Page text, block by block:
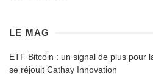
LE MAG
ETF Bitcoin : un signal de plus pour
se réjouit Cathay Innovation